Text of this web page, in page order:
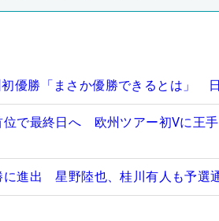
優勝「まさか優勝できるとは」
位で最終日へ 欧州ツアー初Vに王
に進出 星野陸也、桂川有人も予選